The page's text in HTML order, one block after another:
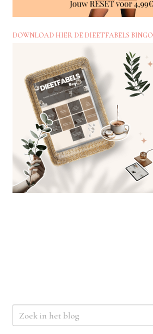
DOWNLOAD HIER DE DIEETFABELS BINGO